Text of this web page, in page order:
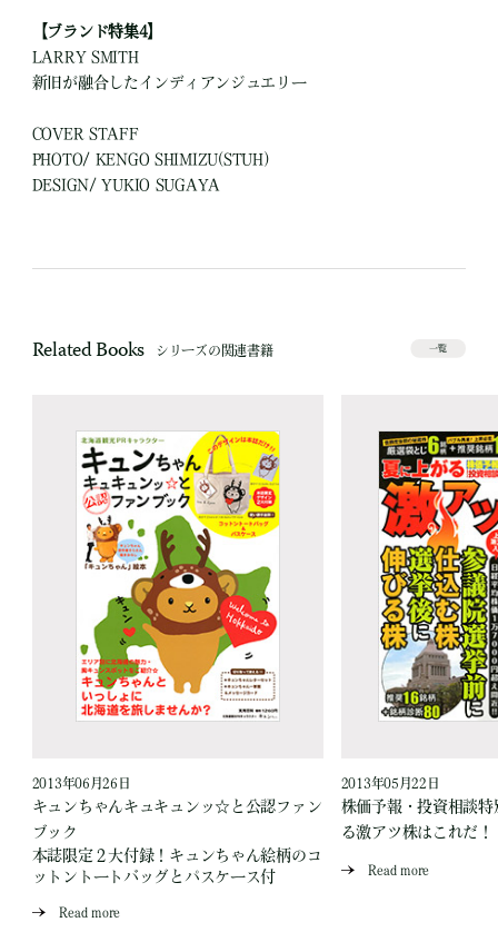
【ブランド特集4】
LARRY SMITH
新旧が融合したインディアンジュエリー
COVER STAFF
PHOTO/ KENGO SHIMIZU(STUH)
DESIGN/ YUKIO SUGAYA
Related Books シリーズの関連書籍 一覧
2013年06月26日
キュンちゃんキュキュンッ☆と公認ファン
ブック
本誌限定２大付録！キュンちゃん絵柄のコ
ットントートバッグとパスケース付
Read more
2013年05月22日
株価予報・投資相談
る激アツ株はこれだ！
Read more